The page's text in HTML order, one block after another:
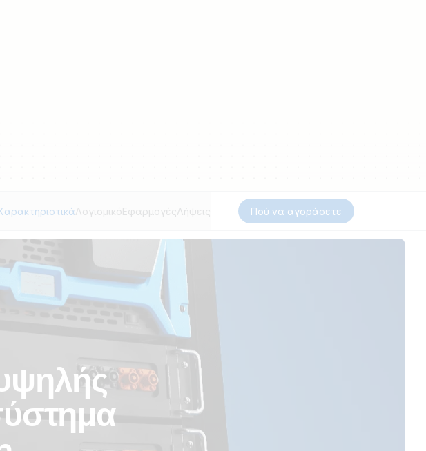
ΛογισμικόΕφαρμογές Λήψεις Πού να αγοράσετε